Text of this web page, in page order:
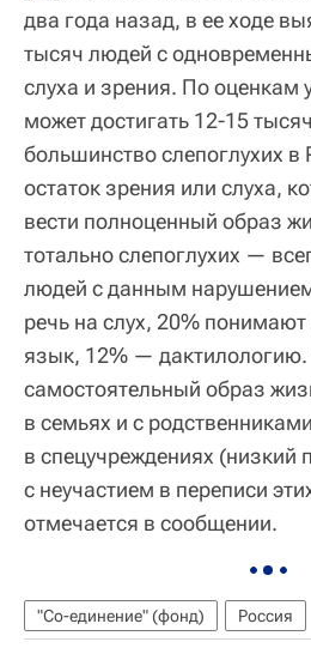
два года назад, в ее ходе
тысяч людей с
слуха и зрения. По оценкам
может достигать 12-15
большинство слепоглухих
остаток зрения или слуха,
вести полноценный образ
тотально слепоглухих —
людей с данным
речь на слух, 20%
язык, 12% — дактилологию.
самостоятельный образ
в семьях и с
в спецучреждениях (низкий
с неучастием в переписи
отмечается в сообщении.
"Со-единение" (фонд) Россия